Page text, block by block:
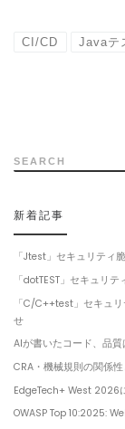
CI/CD Javaテ
SEARCH
新着記事
「Jtest」セキュリティ
「dotTEST」セキュリ
「C/C++test」セキュ
せ
AIが書いたコード、品
CRA・機械規則の関係
EdgeTech+ West 2026
OWASP Top 10:2025: